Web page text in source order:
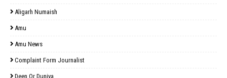
Aligarh Numaish
Amu
Amu News
Complaint Form Journalist
Deen Or Duniya